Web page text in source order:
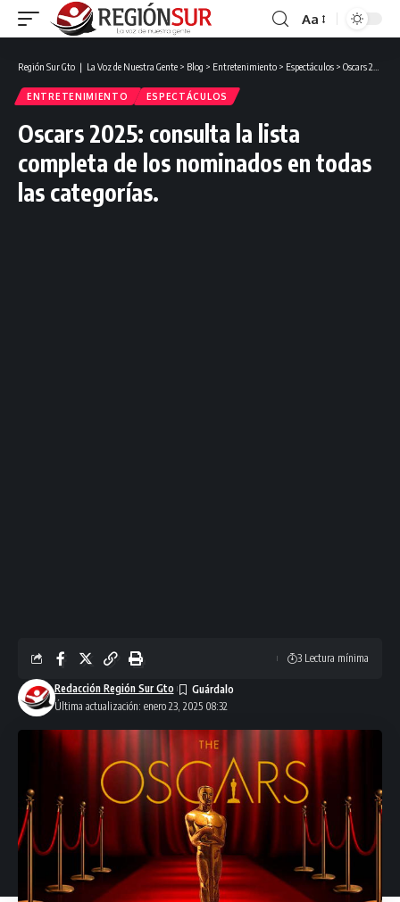
Aa
Región Sur Gto ❘ La Voz de Nuestra Gente > Blog > Entretenimiento > Espectáculos > Oscars 2025: consulta la lista completa de los nominados en todas las categorías.
ENTRETENIMIENTO ESPECTÁCULOS
Oscars 2025: consulta la lista
completa de los nominados en todas
las categorías.
Última actualización: enero 23, 2025 08:32
Redacción Región Sur Gto
3 Lectura mínima